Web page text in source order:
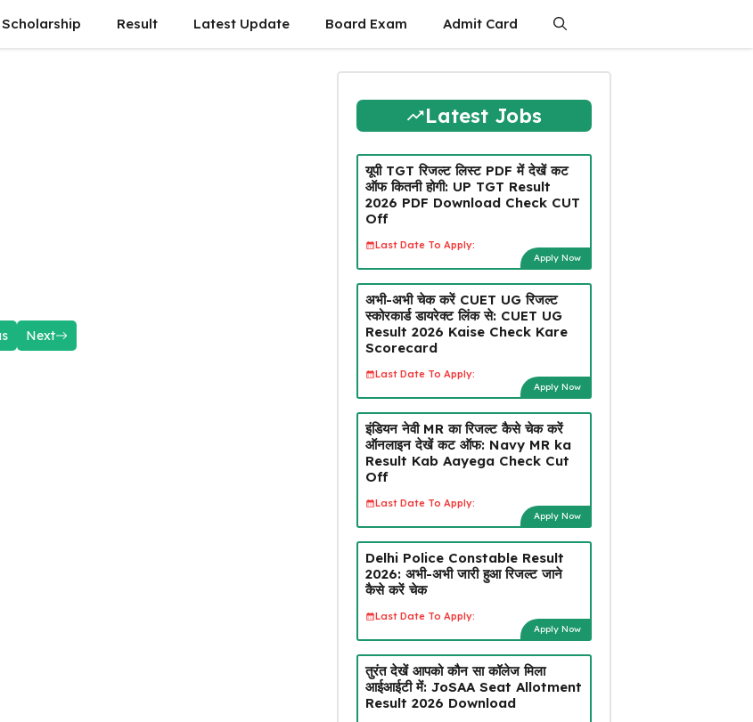
Scholarship Result Latest Update Board Exam Admit Card
Next
Latest Jobs
यूपी TGT रिजल्ट लिस्ट PDF में देखें कट
ऑफ कितनी होगी: UP TGT Result
2026 PDF Download Check CUT
Off
Last Date To Apply:
Apply Now
अभी-अभी चेक करें CUET UG रिजल्ट
स्कोरकार्ड डायरेक्ट लिंक से: CUET UG
Result 2026 Kaise Check Kare
Scorecard
Last Date To Apply:
Apply Now
इंडियन नेवी MR का रिजल्ट कैसे चेक करें
ऑनलाइन देखें कट ऑफ: Navy MR ka
Result Kab Aayega Check Cut
Off
Last Date To Apply:
Apply Now
Delhi Police Constable Result
2026: अभी-अभी जारी हुआ रिजल्ट जाने
कैसे करें चेक
Last Date To Apply:
Apply Now
तुरंत देखें आपको कौन सा कॉलेज मिला
आईआईटी में: JoSAA Seat Allotment
Result 2026 Download